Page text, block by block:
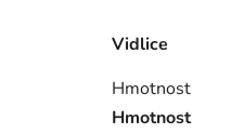
Vidlice
Hmotnost
Hmotnost